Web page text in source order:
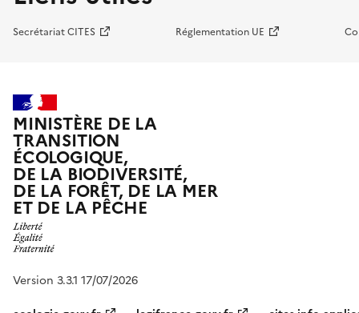
Secrétariat CITES Réglementation UE
MINISTÈRE DE LA
TRANSITION
ÉCOLOGIQUE,
DE LA BIODIVERSITÉ,
DE LA FORÊT, DE LA MER
ET DE LA PÊCHE
Version 3.3.1 17/07/2026